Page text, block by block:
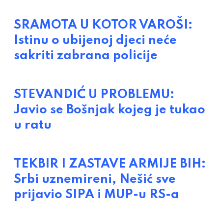
SRAMOTA U KOTOR VAROŠI:
Istinu o ubijenoj djeci neće
sakriti zabrana policije
STEVANDIĆ U PROBLEMU:
Javio se Bošnjak kojeg je tukao
u ratu
TEKBIR I ZASTAVE ARMIJE BIH:
Srbi uznemireni, Nešić sve
prijavio SIPA i MUP-u RS-a